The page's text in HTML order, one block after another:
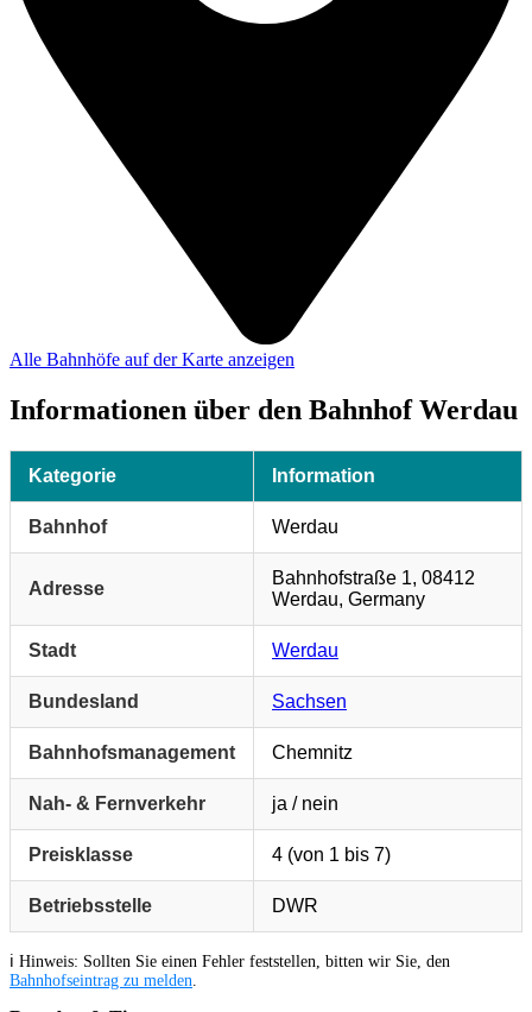
Alle Bahnhöfe auf der Karte anzeigen
Informationen über den Bahnhof Werdau
Kategorie Information
Bahnhof Werdau
Adresse
Bahnhofstraße 1, 08412
Werdau, Germany
Stadt Werdau
Bundesland Sachsen
Bahnhofsmanagement Chemnitz
Nah- & Fernverkehr ja / nein
Preisklasse 4 (von 1 bis 7)
Betriebsstelle DWR
ℹ️ Hinweis: Sollten Sie einen Fehler feststellen, bitten wir Sie, den
Bahnhofseintrag zu melden